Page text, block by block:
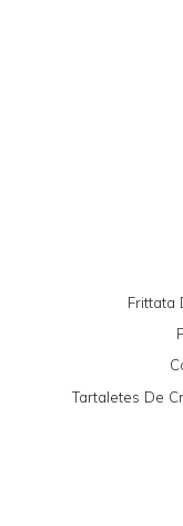
Frittata
Tartaletes De